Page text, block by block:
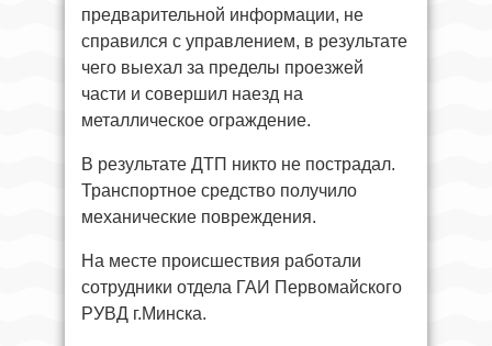
предварительной информации, не
справился с управлением, в результате
чего выехал за пределы проезжей
части и совершил наезд на
металлическое ограждение.
В результате ДТП никто не пострадал.
Транспортное средство получило
механические повреждения.
На месте происшествия работали
сотрудники отдела ГАИ Первомайского
РУВД г.Минска.